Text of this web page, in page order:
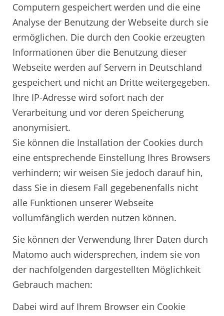
Computern gespeichert werden und die eine
Analyse der Benutzung der Webseite durch sie
ermöglichen. Die durch den Cookie erzeugten
Informationen über die Benutzung dieser
Webseite werden auf Servern in Deutschland
gespeichert und nicht an Dritte weitergegeben.
Ihre IP-Adresse wird sofort nach der
Verarbeitung und vor deren Speicherung
anonymisiert.
Sie können die Installation der Cookies durch
eine entsprechende Einstellung Ihres Browsers
verhindern; wir weisen Sie jedoch darauf hin,
dass Sie in diesem Fall gegebenenfalls nicht
alle Funktionen unserer Webseite
vollumfänglich werden nutzen können.
Sie können der Verwendung Ihrer Daten durch
Matomo auch widersprechen, indem sie von
der nachfolgenden dargestellten Möglichkeit
Gebrauch machen:
Dabei wird auf Ihrem Browser ein Cookie